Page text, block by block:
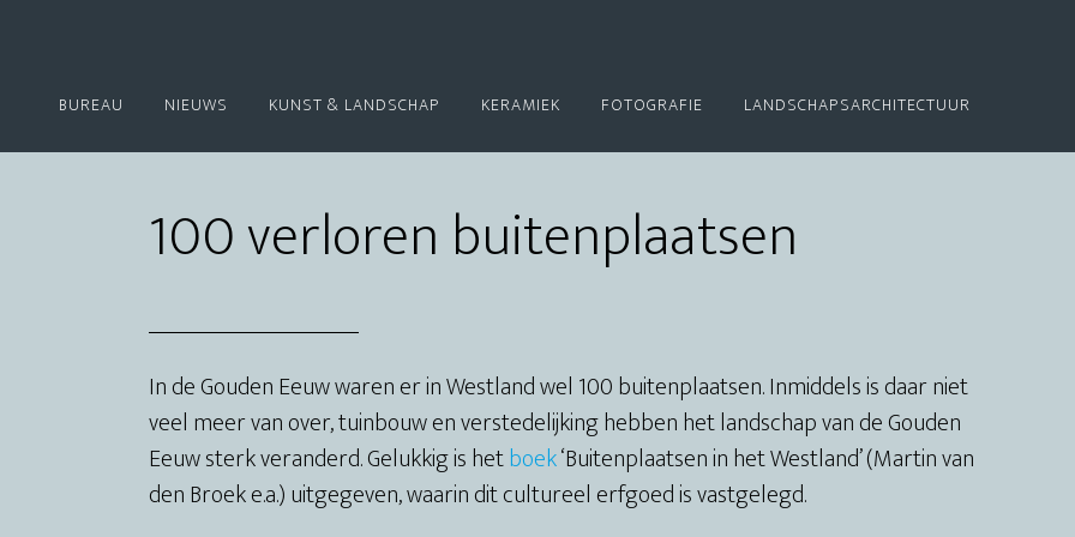
BUREAU NIEUWS KUNST & LANDSCHAP KERAMIEK FOTOGRAFIE LANDSCHAPSARCHITECTUUR
100 verloren buitenplaatsen
In de Gouden Eeuw waren er in Westland wel 100 buitenplaatsen. Inmiddels is daar niet
veel meer van over, tuinbouw en verstedelijking hebben het landschap van de Gouden
Eeuw sterk veranderd. Gelukkig is hetboek‘Buitenplaatsen in het Westland’ (Martin van
den Broek e.a.) uitgegeven, waarin dit cultureel erfgoed is vastgelegd.